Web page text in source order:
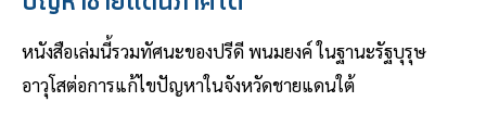
หนังสือเล่มนี้รวมทัศนะของปรีดี พนมยงค์ ในฐานะรัฐบุรุษ
อาวุโสต่อการแก้ไขปัญหาในจังหวัดชายแดนใต้